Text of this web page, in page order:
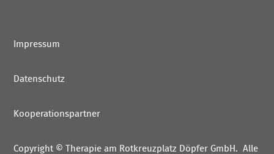
Impressum
Datenschutz
Kooperationspartner
Copyright ©Therapie am Rotkreuzplatz Döpfer GmbH . Alle